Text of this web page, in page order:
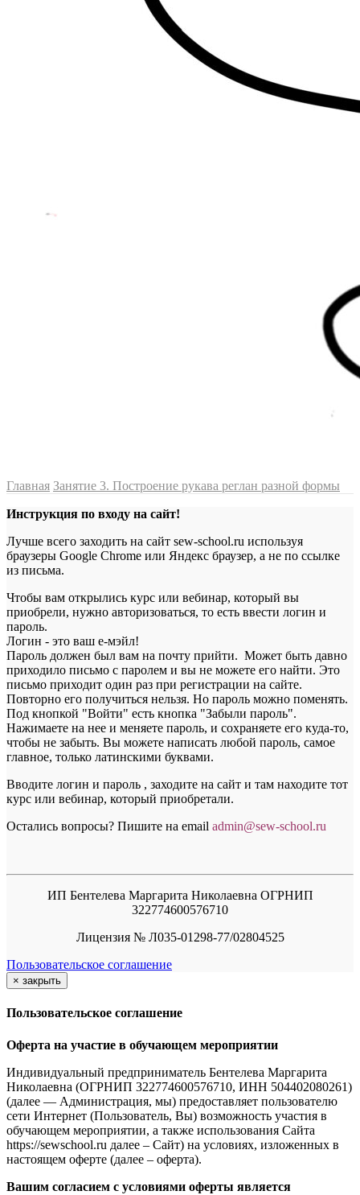
Главная Занятие 3. Построение рукава реглан разной формы
Инструкция по входу на сайт!
Лучше всего заходить на сайт sew-school.ru используя
браузеры Google Chrome или Яндекс браузер, а не по ссылке
из письма.
Чтобы вам открылись курс или вебинар, который вы
приобрели, нужно авторизоваться, то есть ввести логин и
пароль.
Логин - это ваш е-мэйл!
Пароль должен был вам на почту прийти. Может быть давно
приходило письмо с паролем и вы не можете его найти. Это
письмо приходит один раз при регистрации на сайте.
Повторно его получиться нельзя. Но пароль можно поменять.
Под кнопкой "Войти" есть кнопка "Забыли пароль".
Нажимаете на нее и меняете пароль, и сохраняете его куда-то,
чтобы не забыть. Вы можете написать любой пароль, самое
главное, только латинскими буквами.
Вводите логин и пароль , заходите на сайт и там находите тот
курс или вебинар, который приобретали.
Остались вопросы? Пишите на email admin@sew-school.ru
ИП Бентелева Маргарита Николаевна ОГРНИП
322774600576710
Лицензия № Л035-01298-77/02804525
Пользовательское соглашение
× закрыть
Пользовательское соглашение
Оферта на участие в обучающем мероприятии
Индивидуальный предприниматель Бентелева Маргарита
Николаевна (ОГРНИП 322774600576710, ИНН 504402080261)
(далее — Администрация, мы) предоставляет пользователю
сети Интернет (Пользователь, Вы) возможность участия в
обучающем мероприятии, а также использования Сайта
https://sewschool.ru далее – Сайт) на условиях, изложенных в
настоящем оферте (далее – оферта).
Вашим согласием с условиями оферты является